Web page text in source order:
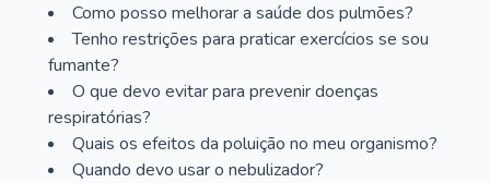
Como posso melhorar a saúde dos pulmões?
Tenho restrições para praticar exercícios se sou
fumante?
O que devo evitar para prevenir doenças
respiratórias?
Quais os efeitos da poluição no meu organismo?
Quando devo usar o nebulizador?